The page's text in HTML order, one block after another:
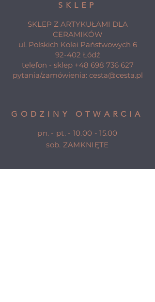
SKLEP
SKLEP Z ARTYKUŁAMI DLA
CERAMIKÓW
ul. Polskich Kolei Państwowych 6
92-402 Łódź
telefon - sklep +48 698 736 627
pytania/zamówienia: cesta@cesta.pl
GODZINY OTWARCIA
pn. - pt. - 10.00 - 15.00
sob. ZAMKNIĘTE